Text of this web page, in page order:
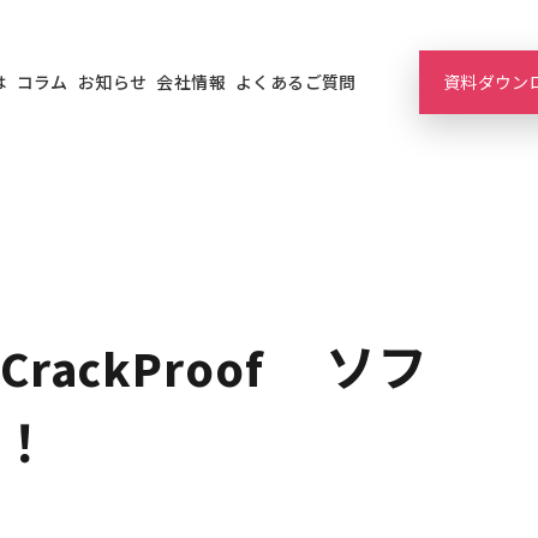
コラム お知らせ 会社情報 よくあるご質問 資料ダウン
CrackProof ソフ